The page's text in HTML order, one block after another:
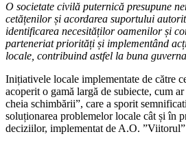
O societate civilă puternică presupune
cetățenilor și acordarea suportului
identificarea necesităților oamenilor și
parteneriat priorități și implementând
locale, contribuind astfel la buna
Inițiativele locale implementate de către
acoperit o gamă largă de subiecte, cum
cheia schimbării”, care a sporit
soluționarea problemelor locale cât și în
deciziilor, implementat de A.O.